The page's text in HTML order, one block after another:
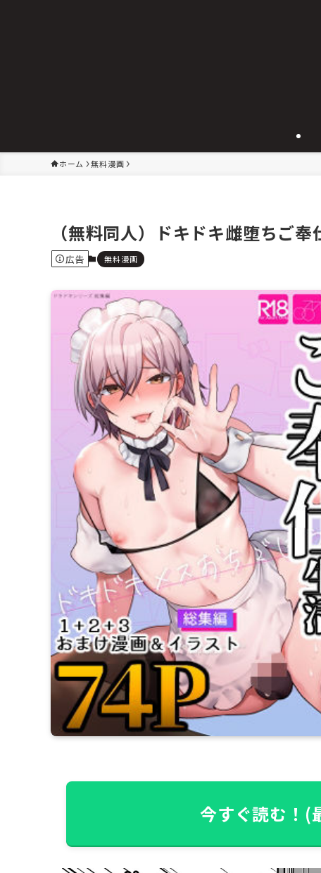
ホーム 無料漫画
（無料同人）ドキドキ雌堕ちご
広告 無料漫画
今すぐ読む！(